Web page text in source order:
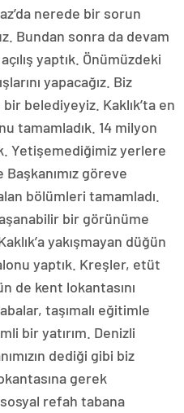
nerede bir sorun
Bundan sonra da devam
yaptık. Önümüzdeki
yapacağız. Biz
belediyeyiz. Kaklık’ta en
tamamladık. 14 milyon
Yetişemediğimiz yerlere
göreve
bölümleri tamamladı.
bir görünüme
yakışmayan düğün
yaptık. Kreşler, etüt
de kent lokantasını
taşımalı eğitimle
bir yatırım. Denizli
dediği gibi biz
gerek
refah tabana